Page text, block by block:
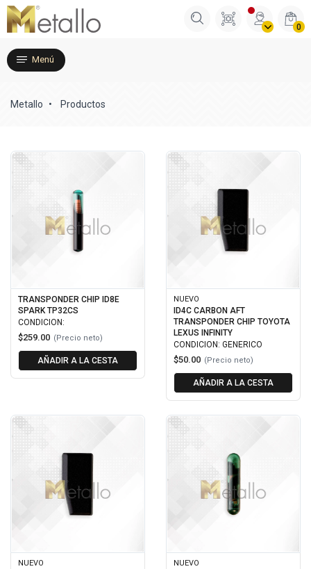
0
Menú
Metallo Productos
TRANSPONDER CHIP ID8E
SPARK TP32CS
CONDICION:
$259.00 (Precio neto)
AÑADIR A LA CESTA
NUEVO
ID4C CARBON AFT
TRANSPONDER CHIP TOYOTA
LEXUS INFINITY
CONDICION: GENERICO
$50.00 (Precio neto)
AÑADIR A LA CESTA
NUEVO NUEVO